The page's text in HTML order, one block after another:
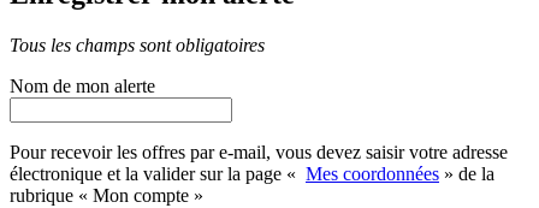
Tous les champs sont obligatoires
Nom de mon alerte
Pour recevoir les offres par e-mail, vous devez saisir votre adresse
électronique et la valider sur la page « Mes coordonnées » de la
rubrique « Mon compte »